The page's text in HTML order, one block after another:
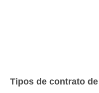
Tipos de contrato